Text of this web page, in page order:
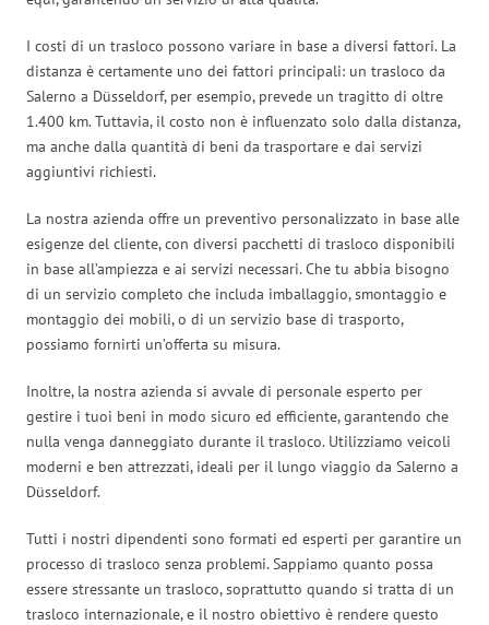
I costi di un trasloco possono variare in base a diversi fattori. La
distanza è certamente uno dei fattori principali: un trasloco da
Salerno a Düsseldorf, per esempio, prevede un tragitto di oltre
1.400 km. Tuttavia, il costo non è influenzato solo dalla distanza,
ma anche dalla quantità di beni da trasportare e dai servizi
aggiuntivi richiesti.
La nostra azienda offre un preventivo personalizzato in base alle
esigenze del cliente, con diversi pacchetti di trasloco disponibili
in base all’ampiezza e ai servizi necessari. Che tu abbia bisogno
di un servizio completo che includa imballaggio, smontaggio e
montaggio dei mobili, o di un servizio base di trasporto,
possiamo fornirti un’offerta su misura.
Inoltre, la nostra azienda si avvale di personale esperto per
gestire i tuoi beni in modo sicuro ed efficiente, garantendo che
nulla venga danneggiato durante il trasloco. Utilizziamo veicoli
moderni e ben attrezzati, ideali per il lungo viaggio da Salerno a
Düsseldorf.
Tutti i nostri dipendenti sono formati ed esperti per garantire un
processo di trasloco senza problemi. Sappiamo quanto possa
essere stressante un trasloco, soprattutto quando si tratta di un
trasloco internazionale, e il nostro obiettivo è rendere questo